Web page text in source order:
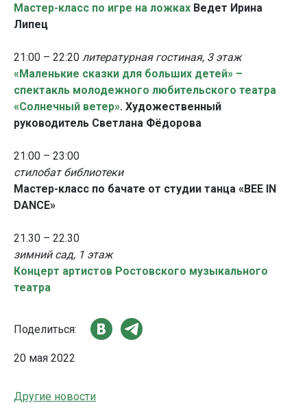
Мастер-класс по игре на ложках Ведет Ирина
Липец
21:00 – 22:20 литературная гостиная, 3 этаж
«Маленькие сказки для больших детей» –
спектакль молодежного любительского театра
«Солнечный ветер». Художественный
руководитель Светлана Фёдорова
21:00 – 23:00
стилобат библиотеки
Мастер-класс по бачате от студии танца «BEE IN
DANCE»
21.30 – 22.30
зимний сад, 1 этаж
Концерт артистов Ростовского музыкального
театра
Поделиться:
20 мая 2022
Другие новости